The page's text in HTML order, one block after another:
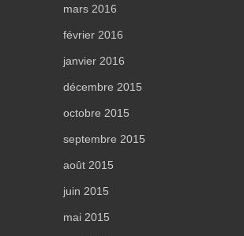
mars 2016
février 2016
janvier 2016
décembre 2015
octobre 2015
septembre 2015
août 2015
juin 2015
mai 2015